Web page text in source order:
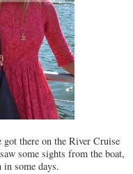
there on the River Cruise
some sights from the boat,
some days.